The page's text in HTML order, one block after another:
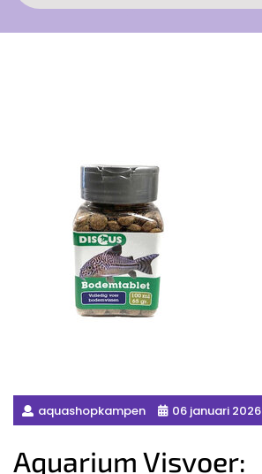
aquashopkampen 06 januari 2026
Aquarium Visvoer: